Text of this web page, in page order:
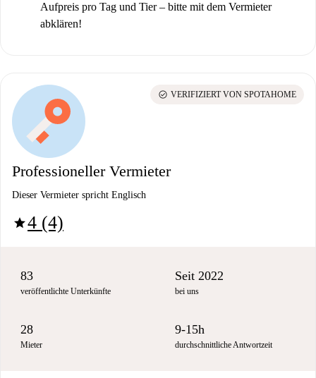
Aufpreis pro Tag und Tier – bitte mit dem Vermieter
abklären!
Professioneller Vermieter
Dieser Vermieter spricht Englisch
star4 (4)
check_circle VERIFIZIERT VON SPOTAHOME
83
veröffentlichte Unterkünfte
Seit 2022
bei uns
28
Mieter
9-15h
durchschnittliche Antwortzeit